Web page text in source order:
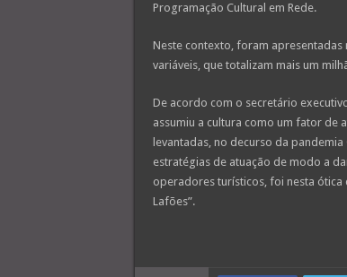
Programação Cultural em Rede.
Neste contexto, foram
variáveis, que totalizam mais um
De acordo com o secretário
assumiu a cultura como um fator de
levantadas, no decurso da
estratégias de atuação de modo a
operadores turísticos, foi nesta ótica
Lafões”.